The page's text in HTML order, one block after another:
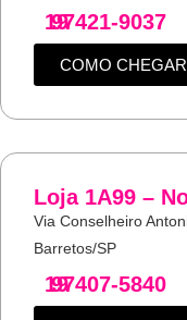
19
97421-9037
COMO CHEGAR
Loja 1A99 –
Via Conselheiro
Barretos/SP
19
97407-5840